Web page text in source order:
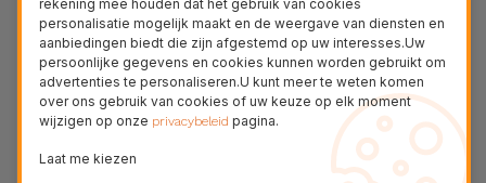
Drie-laagse bescherming met de
siliconen kappen
Onze iPhone siliconen hoesjes hebben een
robuuste, kwalitatieve constructie met een
rekening mee houden dat het gebruik van cookies
personalisatie mogelijk maakt en de weergave van diensten en
aanbiedingen biedt die zijn afgestemd op uw interesses.Uw
persoonlijke gegevens en cookies kunnen worden gebruikt om
advertenties te personaliseren.U kunt meer te weten komen
over ons gebruik van cookies of uw keuze op elk moment
wijzigen op onze privacybeleid pagina.
Laat me kiezen